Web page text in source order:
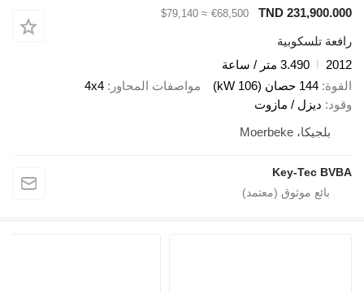
TND 231,900.000
€68,500
≈ $79,140
رافعة تلسكوبية
2012
3.490 متر / ساعة
القوة 144 حصان (106 kW) مواصفات المحاور
4x4
وقود ديزل / مازوت
بلجيكا، Moerbeke
Key-Tec BVBA